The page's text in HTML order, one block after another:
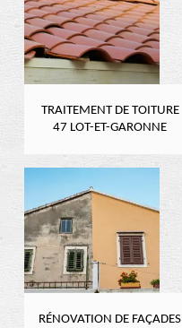
TRAITEMENT DE TOITURE
47 LOT-ET-GARONNE
RÉNOVATION DE FAÇADES